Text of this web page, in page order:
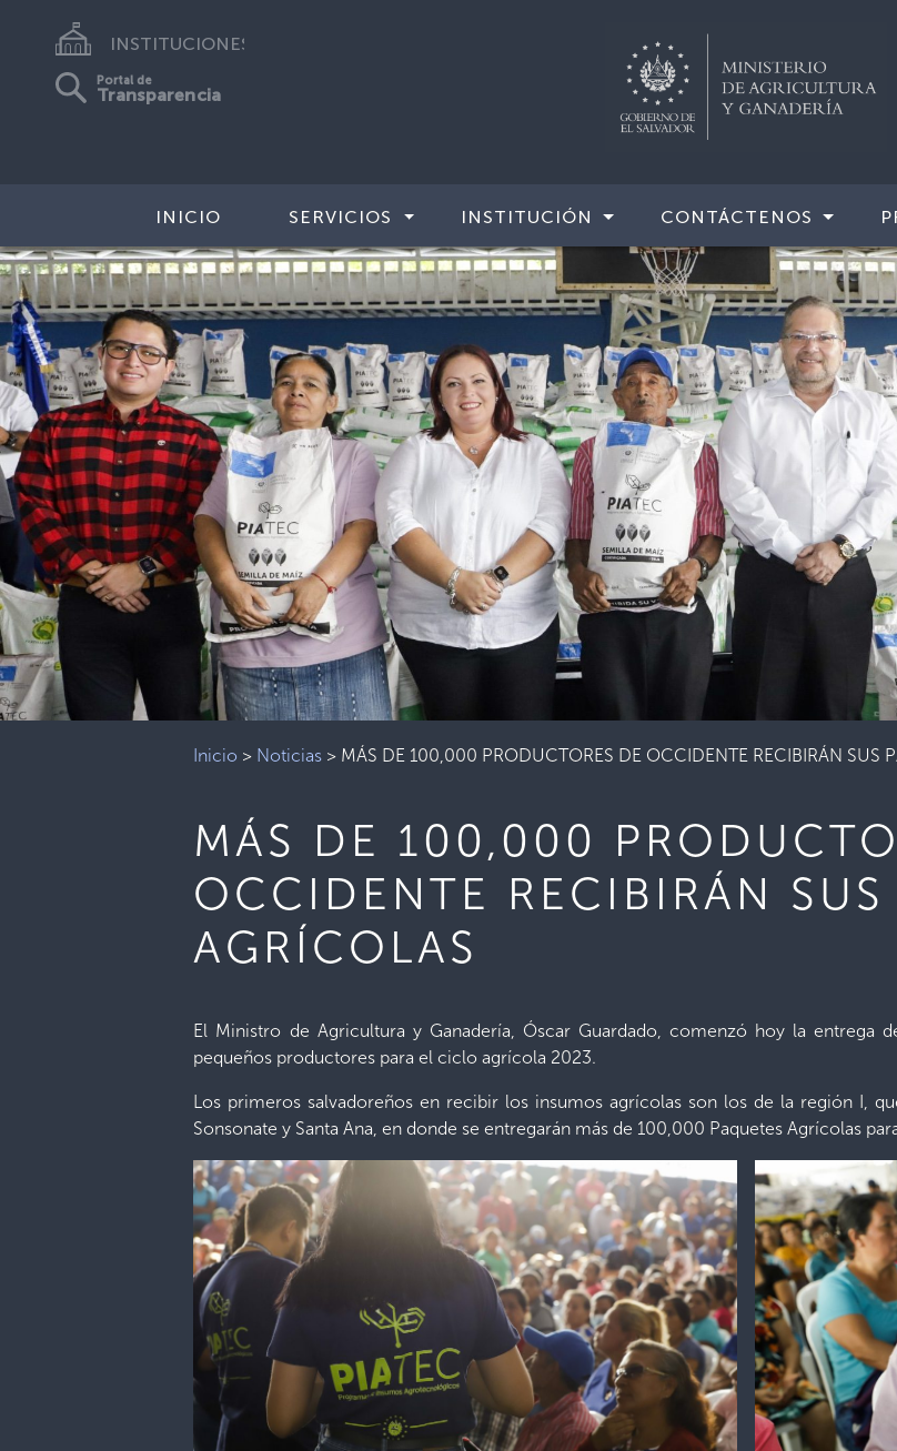
INSTITUCIONES
Portal de
Transparencia
INICIO SERVICIOS INSTITUCIÓN CONTÁCTENOS
Inicio > Noticias > MÁS DE 100,000 PRODUCTORES DE OCCIDENTE RECIBIRÁN SUS
MÁS DE 100,000
OCCIDENTE RECIBIRÁN SUS
AGRÍCOLAS
El Ministro de Agricultura y Ganadería, Óscar Guardado, comenzó hoy la entrega
pequeños productores para el ciclo agrícola 2023.
Los primeros salvadoreños en recibir los insumos agrícolas son los de la región I,
Sonsonate y Santa Ana, en donde se entregarán más de 100,000 Paquetes Agrícolas